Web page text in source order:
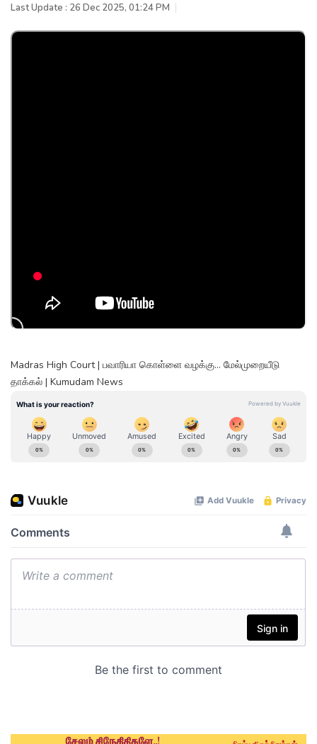
Last Update : 26 Dec 2025, 01:24 PM
Madras High Court | பவாரியா கொள்ளை வழக்கு... மேல்முறையீடு
தாக்கல் | Kumudam News